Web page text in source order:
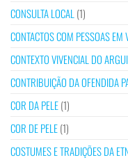
CONSULTA LOCAL (1)
CONTACTOS COM PESSOAS
CONTEXTO VIVENCIAL DO
CONTRIBUIÇÃO DA OFENDIDA
COR DA PELE(1)
COR DE PELE(1)
COSTUMES E TRADIÇÕES DA